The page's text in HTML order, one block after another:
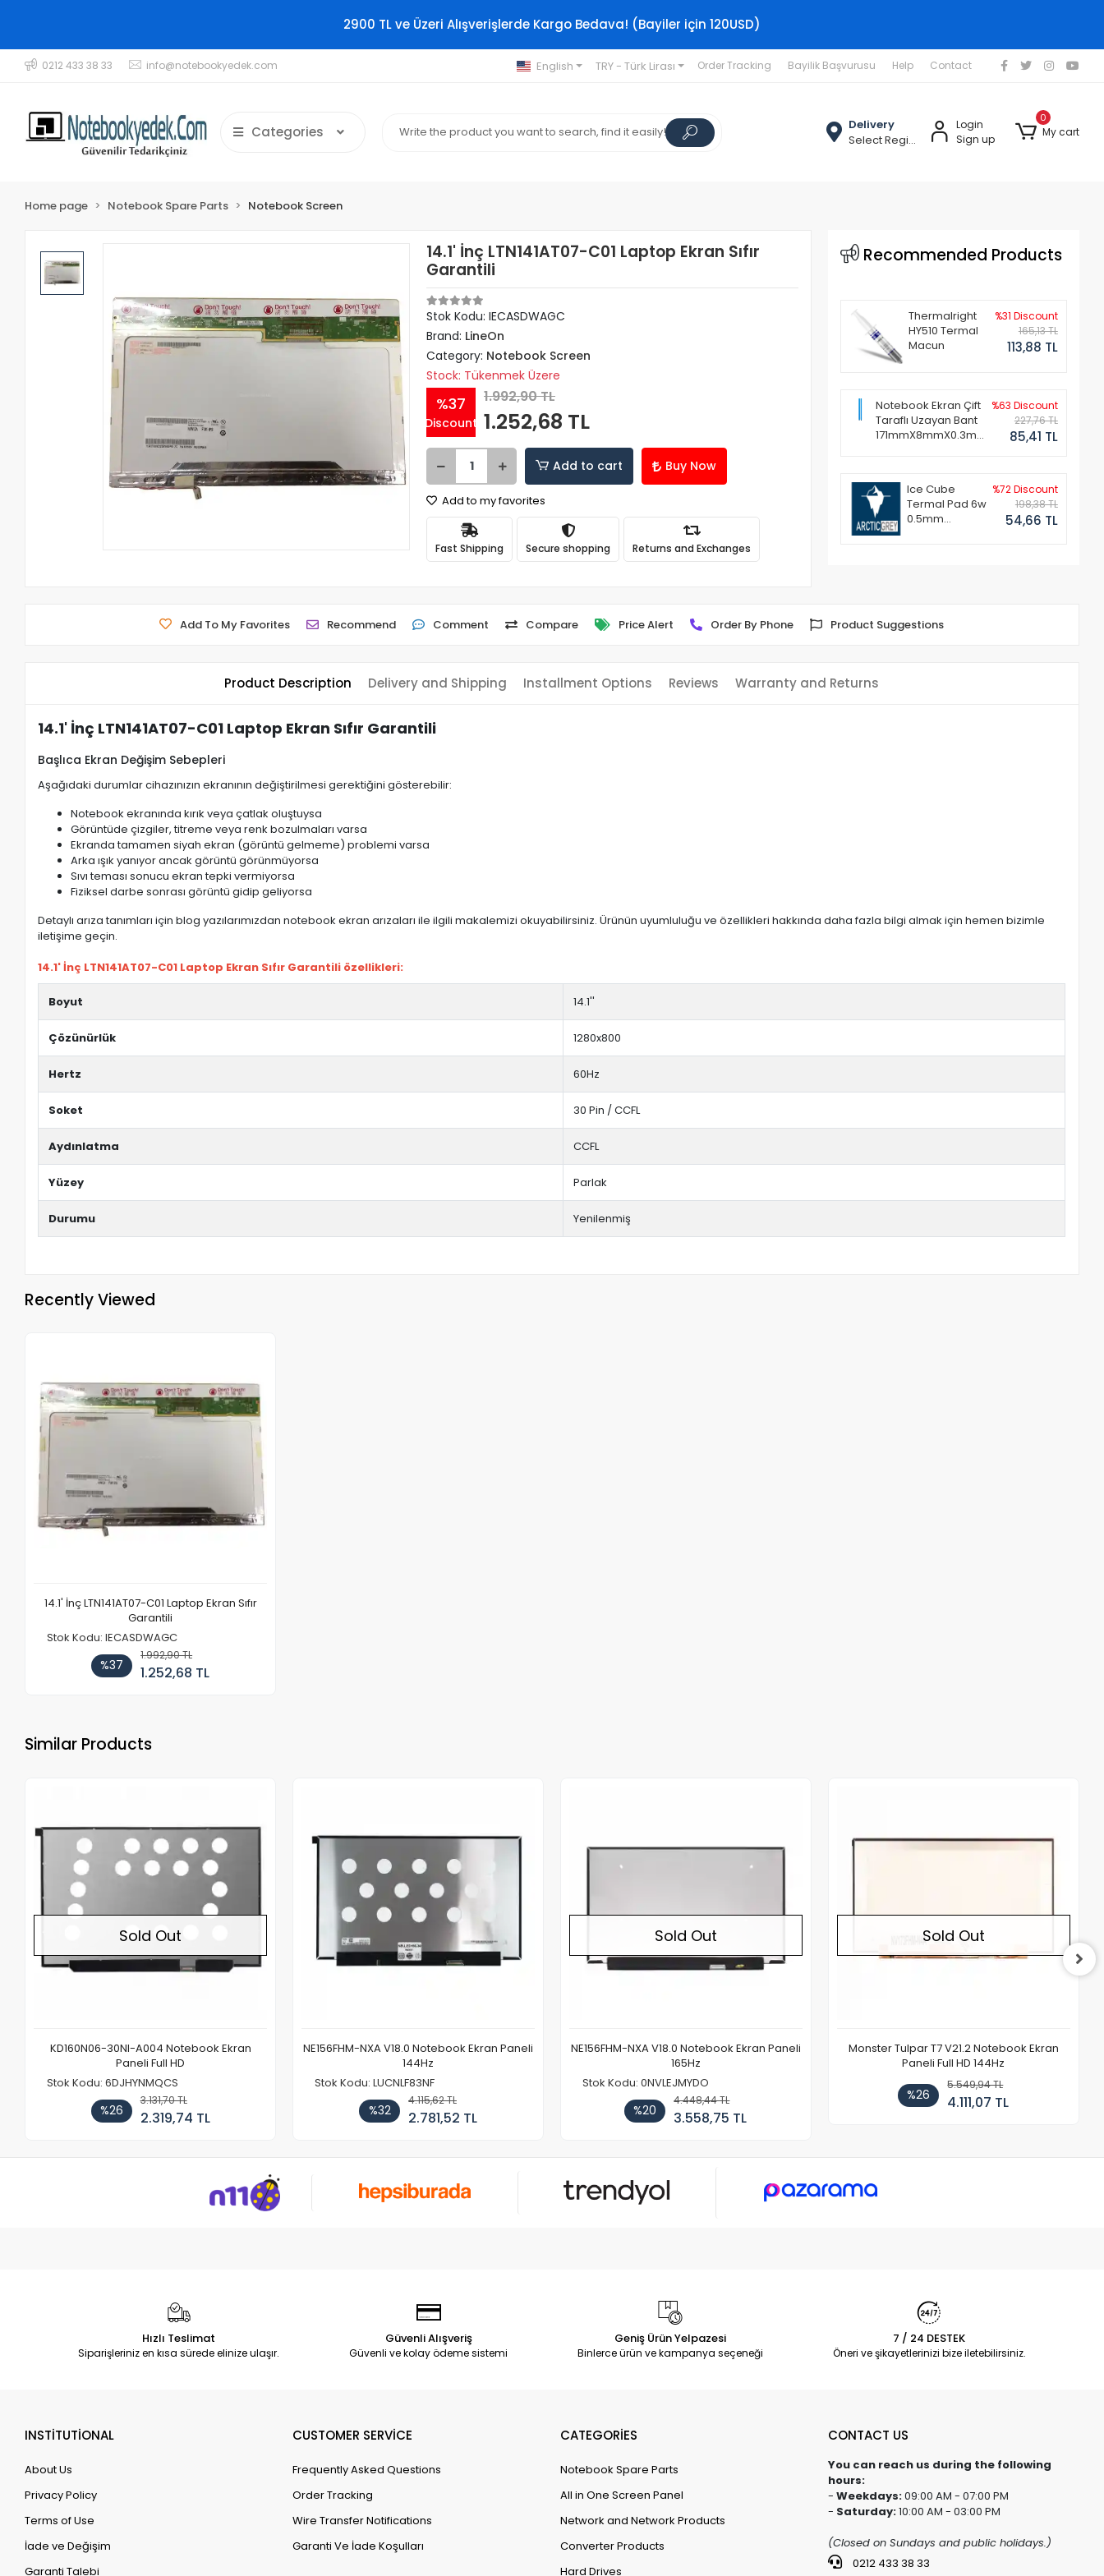
2900 TL ve Üzeri Alışverişlerde Kargo Bedava! (Bayiler için 120USD)
0212 433 38 33 info@notebookyedek.com English TRY - Türk Lirası Order Tracking Bayilik Başvurusu Help Contact
Categories
Delivery
Select Region
Login
Sign up
0
My cart
Home page Notebook Spare Parts Notebook Screen
14.1' İnç LTN141AT07-C01 Laptop Ekran Sıfır
Garantili
Stok Kodu: IECASDWAGC
Brand: LineOn
Category: Notebook Screen
Stock: Tükenmek Üzere
%37
Discount
1.992,90 TL
1.252,68 TL
Add to cart Buy Now
Add to my favorites
Fast Shipping Secure shopping Returns and Exchanges
Recommended Products
Thermalright
HY510 Termal
Macun
%31 Discount
165,13 TL
113,88 TL
Notebook Ekran Çift
Taraflı Uzayan Bant
171mmX8mmX0.3mm
%63 Discount
227,76 TL
85,41 TL
Ice Cube
Termal Pad 6w
0.5mm
%72 Discount
198,38 TL
54,66 TL
Add To My Favorites Recommend Comment Compare Price Alert Order By Phone Product Suggestions
Product Description Delivery and Shipping Installment Options Reviews Warranty and Returns
14.1' İnç LTN141AT07-C01 Laptop Ekran Sıfır Garantili
Başlıca Ekran Değişim Sebepleri
Aşağıdaki durumlar cihazınızın ekranının değiştirilmesi gerektiğini gösterebilir:
Notebook ekranında kırık veya çatlak oluştuysa
Görüntüde çizgiler, titreme veya renk bozulmaları varsa
Ekranda tamamen siyah ekran (görüntü gelmeme) problemi varsa
Arka ışık yanıyor ancak görüntü görünmüyorsa
Sıvı teması sonucu ekran tepki vermiyorsa
Fiziksel darbe sonrası görüntü gidip geliyorsa
Detaylı arıza tanımları için blog yazılarımızdan notebook ekran arızaları ile ilgili makalemizi okuyabilirsiniz. Ürünün uyumluluğu ve özellikleri hakkında daha fazla bilgi almak için hemen bizimle
iletişime geçin.
14.1' İnç LTN141AT07-C01 Laptop Ekran Sıfır Garantili özellikleri:
Boyut 14.1''
Çözünürlük 1280x800
Hertz 60Hz
Soket 30 Pin / CCFL
Aydınlatma CCFL
Yüzey Parlak
Durumu Yenilenmiş
Recently Viewed
14.1' İnç LTN141AT07-C01 Laptop Ekran Sıfır
Garantili
Stok Kodu: IECASDWAGC
%37
1.992,90 TL
1.252,68 TL
Similar Products
Sold Out
KD160N06-30NI-A004 Notebook Ekran
Paneli Full HD
Stok Kodu: 6DJHYNMQCS
%26
3.131,70 TL
2.319,74 TL
NE156FHM-NXA V18.0 Notebook Ekran Paneli
144Hz
Stok Kodu: LUCNLF83NF
%32
4.115,62 TL
2.781,52 TL
Sold Out
NE156FHM-NXA V18.0 Notebook Ekran Paneli
165Hz
Stok Kodu: 0NVLEJMYDO
%20
4.448,44 TL
3.558,75 TL
Sold Out
Monster Tulpar T7 V21.2 Notebook Ekran
Paneli Full HD 144Hz
%26
5.549,94 TL
4.111,07 TL
Hızlı Teslimat
Siparişleriniz en kısa sürede elinize ulaşır.
Güvenli Alışveriş
Güvenli ve kolay ödeme sistemi
Geniş Ürün Yelpazesi
Binlerce ürün ve kampanya seçeneği
7 / 24 DESTEK
Öneri ve şikayetlerinizi bize iletebilirsiniz.
INSTİTUTİONAL
About Us
Privacy Policy
Terms of Use
İade ve Değişim
Garanti Talebi
CUSTOMER SERVİCE
Frequently Asked Questions
Order Tracking
Wire Transfer Notifications
Garanti Ve İade Koşulları
CATEGORİES
Notebook Spare Parts
All in One Screen Panel
Network and Network Products
Converter Products
Hard Drives
CONTACT US
You can reach us during the following
hours:
- Weekdays:09:00 AM - 07:00 PM
- Saturday:10:00 AM - 03:00 PM
(Closed on Sundays and public holidays.)
0212 433 38 33